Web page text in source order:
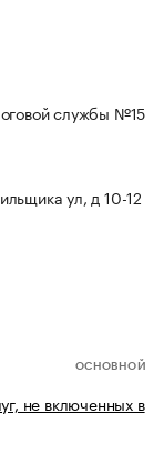
службы №15
ул, д 10-12
ОСНОВНОЙ
не включенных в